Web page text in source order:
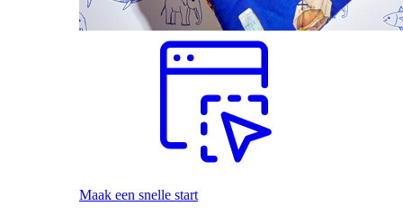
Maak een snelle start